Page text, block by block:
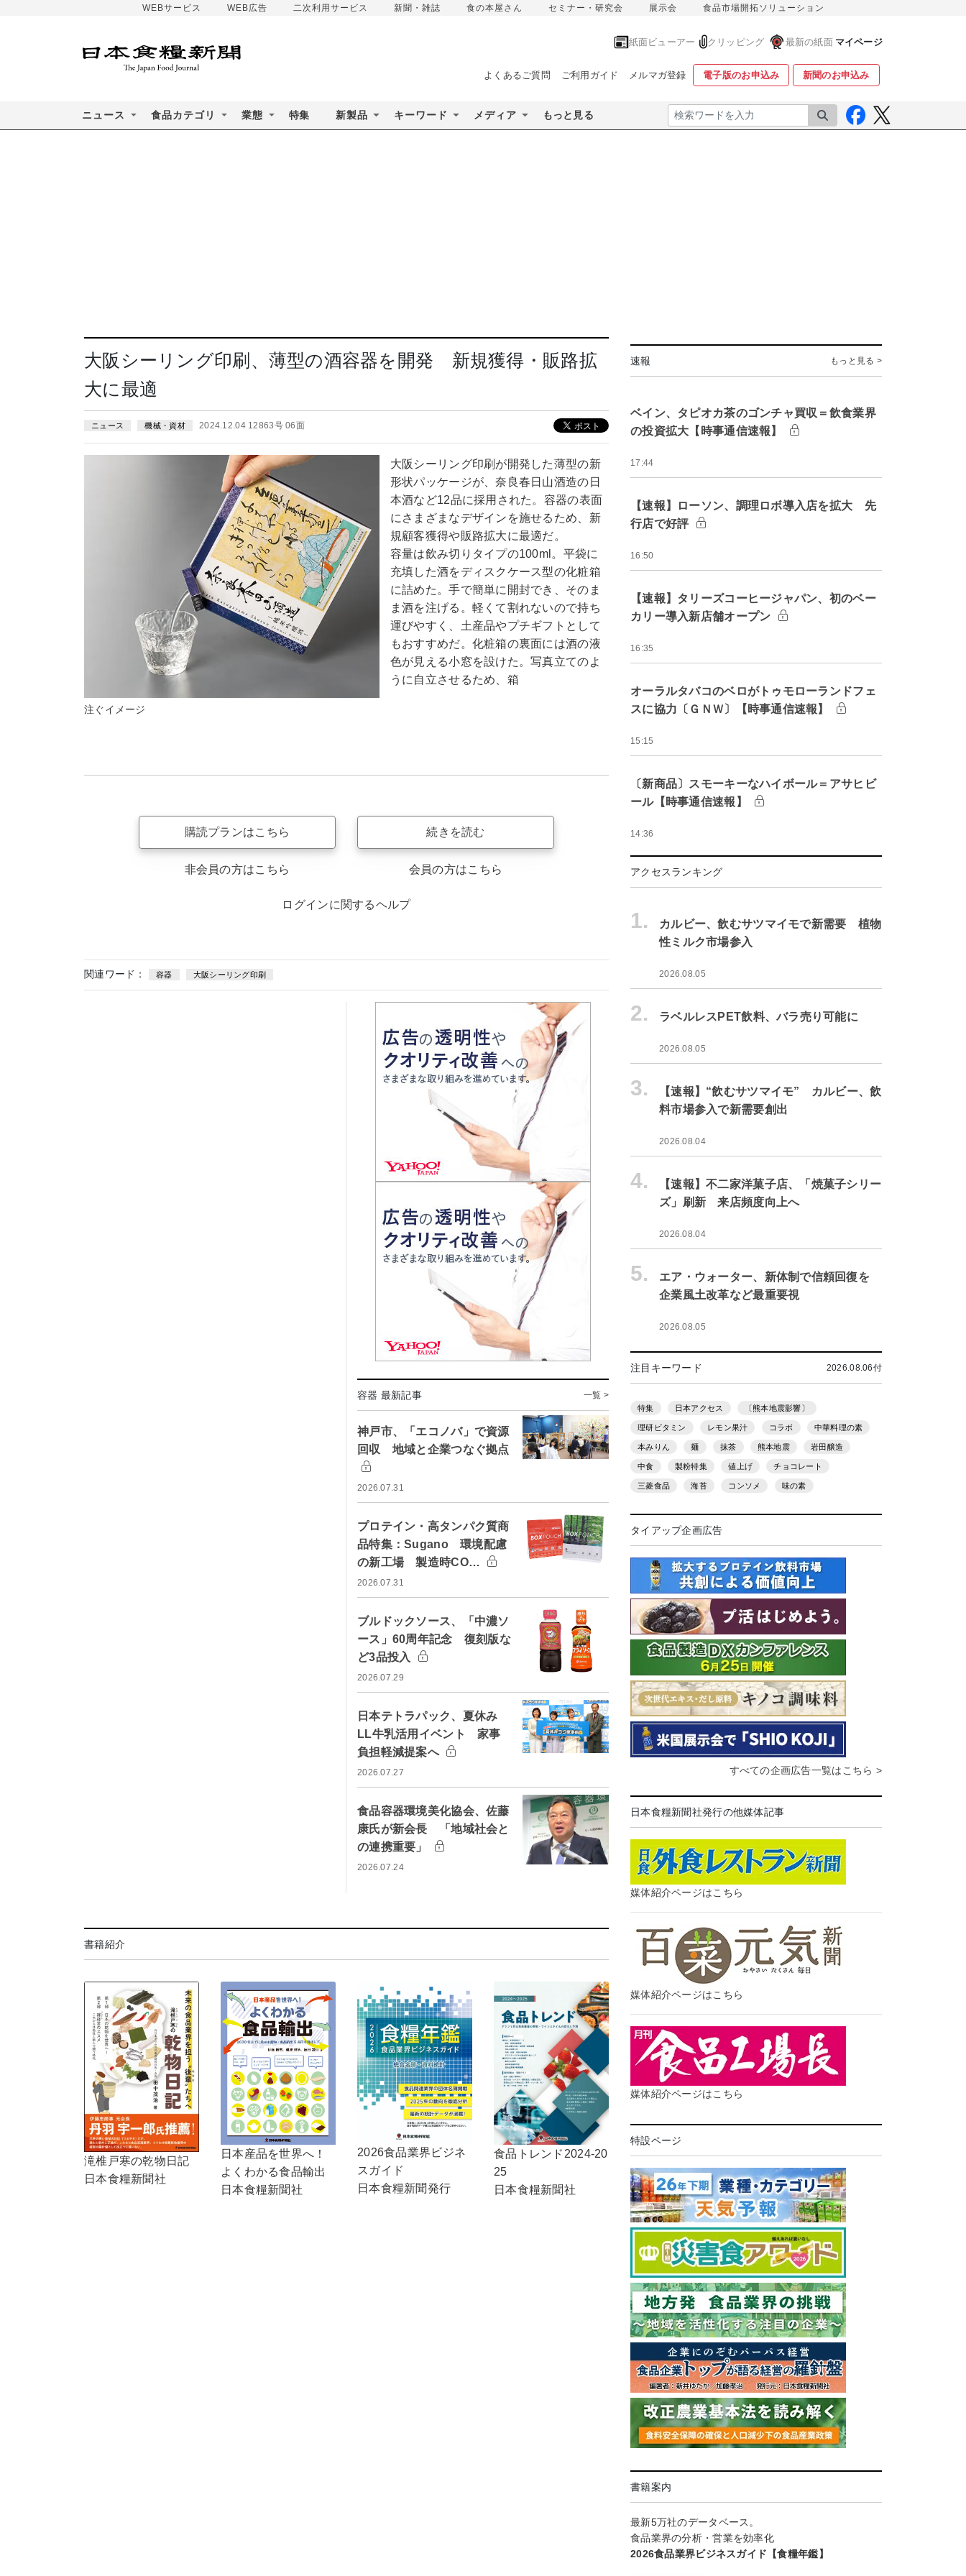
WEBサービス WEB広告 二次利用サービス 新聞・雑誌 食の本屋さん セミナー・研究会 展示会 食品市場開拓ソリューション
紙面ビューアー クリッピング 最新の紙面 マイページ
よくあるご質問 ご利用ガイド メルマガ登録 電子版のお申込み 新聞のお申込み
ニュース 食品カテゴリ 業態 特集 新製品 キーワード メディア もっと見る 検索
大阪シーリング印刷、薄型の酒容器を開発 新規獲得・販路拡
大に最適
ニュース 機械・資材 2024.12.04 12863号 06面
注ぐイメージ
大阪シーリング印刷が開発した薄型の新
形状パッケージが、奈良春日山酒造の日
本酒など12品に採用された。容器の表面
にさまざまなデザインを施せるため、新
規顧客獲得や販路拡大に最適だ。
容量は飲み切りタイプの100ml。平袋に
充填した酒をディスクケース型の化粧箱
に詰めた。手で簡単に開封でき、そのま
ま酒を注げる。軽くて割れないので持ち
運びやすく、土産品やプチギフトとして
もおすすめだ。化粧箱の裏面には酒の液
色が見える小窓を設けた。写真立てのよ
うに自立させるため、箱
購読プランはこちら
非会員の方はこちら
続きを読む
会員の方はこちら
ログインに関するヘルプ
関連ワード： 容器 大阪シーリング印刷
容器 最新記事 一覧 >
神戸市、「エコノバ」で資源
回収 地域と企業つなぐ拠点
2026.07.31
プロテイン・高タンパク質商
品特集：Sugano 環境配慮
の新工場 製造時CO…
2026.07.31
ブルドックソース、「中濃ソ
ース」60周年記念 復刻版な
ど3品投入
2026.07.29
日本テトラパック、夏休み
LL牛乳活用イベント 家事
負担軽減提案へ
2026.07.27
食品容器環境美化協会、佐藤
康氏が新会長 「地域社会と
の連携重要」
2026.07.24
書籍紹介
滝椎戸寒の乾物日記
日本食糧新聞社
日本産品を世界へ！
よくわかる食品輸出
日本食糧新聞社
2026食品業界ビジネ
スガイド
日本食糧新聞発行
食品トレンド2024-20
25
日本食糧新聞社
速報 もっと見る >
ベイン、タピオカ茶のゴンチャ買収＝飲食業界
の投資拡大【時事通信速報】
17:44
【速報】ローソン、調理ロボ導入店を拡大 先
行店で好評
16:50
【速報】タリーズコーヒージャパン、初のベー
カリー導入新店舗オープン
16:35
オーラルタバコのベロがトゥモローランドフェ
スに協力〔ＧＮＷ〕【時事通信速報】
15:15
〔新商品〕スモーキーなハイボール＝アサヒビ
ール【時事通信速報】
14:36
アクセスランキング
1.
カルビー、飲むサツマイモで新需要 植物
性ミルク市場参入
2026.08.05
2. ラベルレスPET飲料、バラ売り可能に
2026.08.05
3.
【速報】“飲むサツマイモ” カルビー、飲
料市場参入で新需要創出
2026.08.04
4.
【速報】不二家洋菓子店、「焼菓子シリー
ズ」刷新 来店頻度向上へ
2026.08.04
5.
エア・ウォーター、新体制で信頼回復を
企業風土改革など最重要視
2026.08.05
注目キーワード 2026.08.06付
特集 日本アクセス 〔熊本地震影響〕
理研ビタミン レモン果汁 コラボ 中華料理の素
本みりん 麺 抹茶 熊本地震 岩田醸造
中食 製粉特集 値上げ チョコレート
三菱食品 海苔 コンソメ 味の素
タイアップ企画広告
すべての企画広告一覧はこちら >
日本食糧新聞社発行の他媒体記事
媒体紹介ページはこちら
媒体紹介ページはこちら
媒体紹介ページはこちら
特設ページ
書籍案内
最新5万社のデータベース。
食品業界の分析・営業を効率化
2026食品業界ビジネスガイド【食糧年鑑】